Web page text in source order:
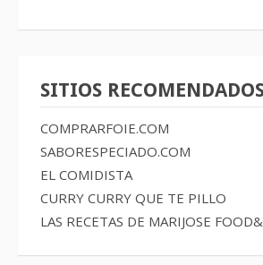
SITIOS
COMPRARFOIE.COM
SABORESPECIADO.COM
EL COMIDISTA
CURRY CURRY QUE TE PILLO
LAS RECETAS DE MARIJOSE